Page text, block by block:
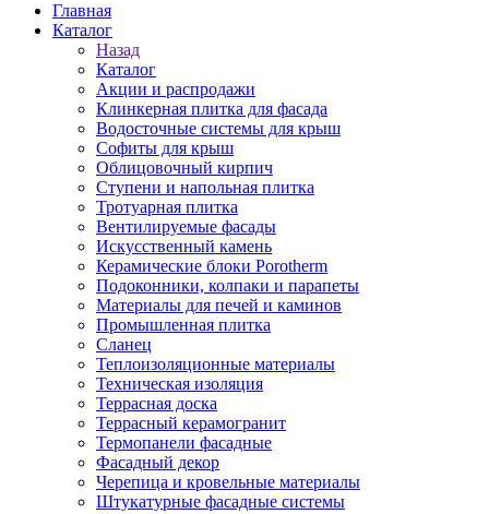
Главная
Каталог
Назад
Каталог
Акции и распродажи
Клинкерная плитка для фасада
Водосточные системы для крыш
Софиты для крыш
Облицовочный кирпич
Ступени и напольная плитка
Тротуарная плитка
Вентилируемые фасады
Искусственный камень
Керамические блоки Porotherm
Подоконники, колпаки и парапеты
Материалы для печей и каминов
Промышленная плитка
Сланец
Теплоизоляционные материалы
Техническая изоляция
Террасная доска
Террасный керамогранит
Термопанели фасадные
Фасадный декор
Черепица и кровельные материалы
Штукатурные фасадные системы